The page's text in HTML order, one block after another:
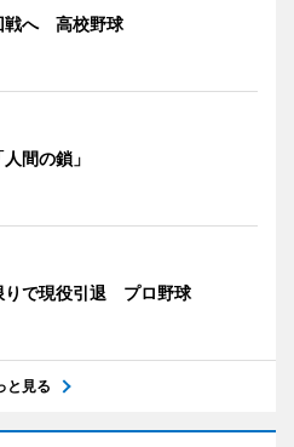
戦へ 高校野球
人間の鎖」
りで現役引退 プロ野球
と見る